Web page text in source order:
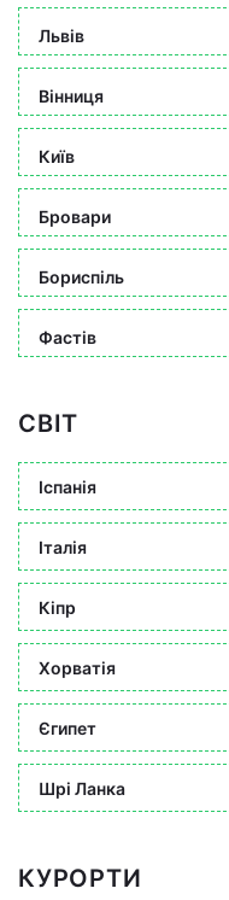
Львів
Вінниця
Київ
Бровари
Бориспіль
Фастів
СВІТ
Іспанія
Італія
Кіпр
Хорватія
Єгипет
Шрі Ланка
КУРОРТИ